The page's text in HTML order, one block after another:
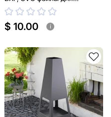
плазменной, лазерной резки
$ 10.00 i